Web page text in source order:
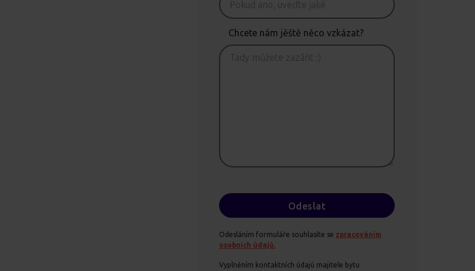
Chcete nám jěště něco vzkázat?
Odesláním formuláře souhlasíte se zpracováním
osobních údajů.
Vyplněním kontaktních údajů majitele bytu